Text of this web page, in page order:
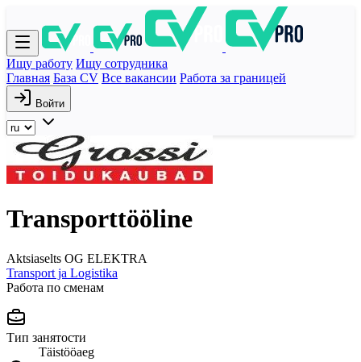
Ищу работу Ищу сотрудника
Главная База CV Все вакансии Работа за границей
Войти
Transporttööline
Aktsiaselts OG ELEKTRA
Transport ja Logistika
Работа по сменам
Тип занятости
Täistööaeg